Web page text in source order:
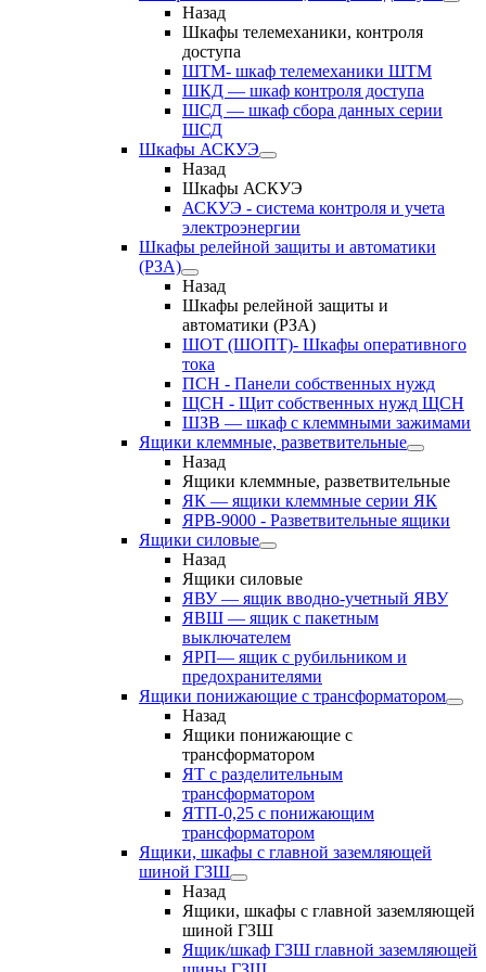
Назад
Шкафы телемеханики, контроля
доступа
ШТМ- шкаф телемеханики ШТМ
ШКД — шкаф контроля доступа
ШСД — шкаф сбора данных серии
ШСД
Шкафы АСКУЭ
Назад
Шкафы АСКУЭ
АСКУЭ - система контроля и учета
электроэнергии
Шкафы релейной защиты и автоматики
(РЗА)
Назад
Шкафы релейной защиты и
автоматики (РЗА)
ШОТ (ШОПТ)- Шкафы оперативного
тока
ПСН - Панели собственных нужд
ЩСН - Щит собственных нужд ЩСН
ШЗВ — шкаф с клеммными зажимами
Ящики клеммные, разветвительные
Назад
Ящики клеммные, разветвительные
ЯК — ящики клеммные серии ЯК
ЯРВ-9000 - Разветвительные ящики
Ящики силовые
Назад
Ящики силовые
ЯВУ — ящик вводно-учетный ЯВУ
ЯВШ — ящик с пакетным
выключателем
ЯРП— ящик с рубильником и
предохранителями
Ящики понижающие с трансформатором
Назад
Ящики понижающие с
трансформатором
ЯТ с разделительным
трансформатором
ЯТП-0,25 с понижающим
трансформатором
Ящики, шкафы с главной заземляющей
шиной ГЗШ
Назад
Ящики, шкафы с главной заземляющей
шиной ГЗШ
Ящик/шкаф ГЗШ главной заземляющей